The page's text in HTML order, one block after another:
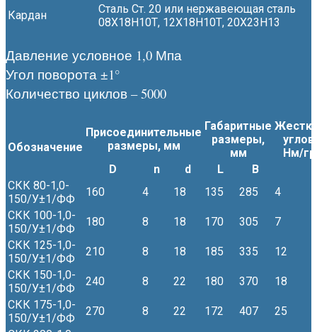
Кардан
Сталь Ст. 20 или нержавеющая сталь
08Х18Н10Т, 12Х18Н10Т, 20Х23Н13
Давление условное 1,0 Мпа
Угол поворота ±1°
Количество циклов – 5000
Обозначение
Присоединительные
размеры, мм
Габаритные
размеры,
мм
Нм/
D
n d L
B
СКК 80-1,0-
150/У±1/ФФ
160 4 18 135 285
4
СКК 100-1,0-
150/У±1/ФФ
180 8 18 170 305
7
СКК 125-1,0-
150/У±1/ФФ
210 8 18 185 335
12
СКК 150-1,0-
150/У±1/ФФ
240 8 22 180 370
18
СКК 175-1,0-
150/У±1/ФФ
270 8 22 172 407
25